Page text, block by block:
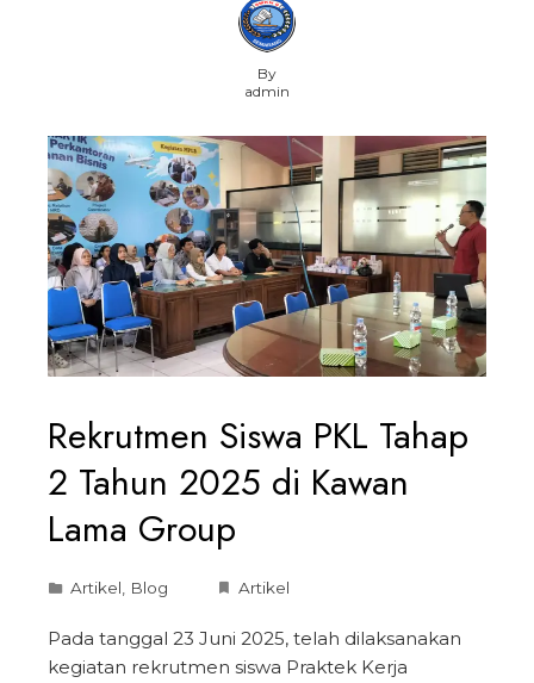
By
admin
Rekrutmen Siswa PKL Tahap
2 Tahun 2025 di Kawan
Lama Group
Artikel Blog Artikel
Pada tanggal 23 Juni 2025, telah dilaksanakan
kegiatan rekrutmen siswa Praktek Kerja